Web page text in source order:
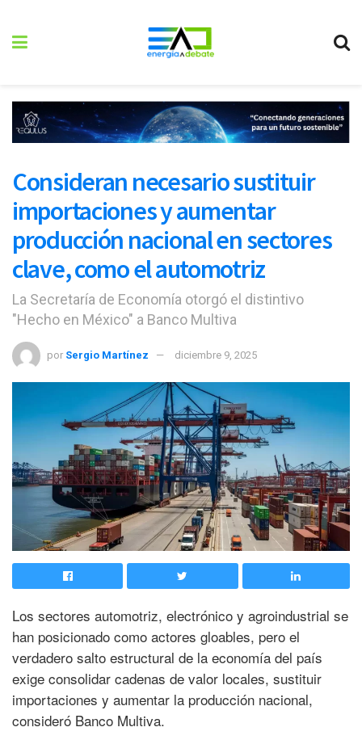
Consideran necesario sustituir
importaciones y aumentar
producción nacional en sectores
clave, como el automotriz
La Secretaría de Economía otorgó el distintivo
"Hecho en México" a Banco Multiva
por Sergio Martínez diciembre 9, 2025
Los sectores automotriz, electrónico y agroindustrial se
han posicionado como actores gloables, pero el
verdadero salto estructural de la economía del país
exige consolidar cadenas de valor locales, sustituir
importaciones y aumentar la producción nacional,
consideró Banco Multiva.